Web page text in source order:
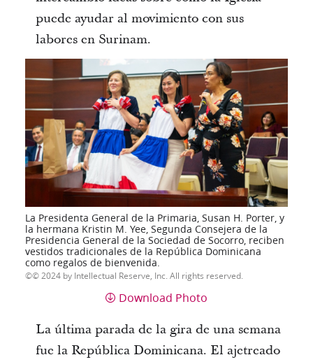
puede ayudar al movimiento con sus
labores en Surinam.
La Presidenta General de la Primaria, Susan H. Porter, y
la hermana Kristin M. Yee, Segunda Consejera de la
Presidencia General de la Sociedad de Socorro, reciben
vestidos tradicionales de la República Dominicana
como regalos de bienvenida.
© 2024 by Intellectual Reserve, Inc. All rights reserved.
Download Photo
La última parada de la gira de una semana
fue la República Dominicana. El ajetreado